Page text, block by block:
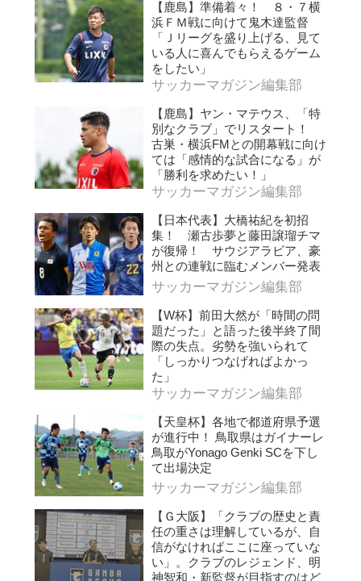
【鹿島】準備着々！ ８・７横
浜ＦＭ戦に向けて鬼木達監督
「Ｊリーグを盛り上げる、見て
いる人に喜んでもらえるゲーム
をしたい」
サッカーマガジン編集部
【鹿島】ヤン・マテウス、「特
別なクラブ」でリスタート！
古巣・横浜FMとの開幕戦に向け
ては「感情的な試合になる」が
「勝利を求めたい！」
サッカーマガジン編集部
【日本代表】大橋祐紀を初招
集！ 瀬古歩夢と藤田譲瑠チマ
が復帰！ サウジアラビア、豪
州との連戦に臨むメンバー発表
サッカーマガジン編集部
【W杯】前田大然が「時間の問
題だった」と語った後半終了間
際の失点。劣勢を強いられて
「しっかりつなげればよかっ
た」
サッカーマガジン編集部
【天皇杯】各地で都道府県予選
が進行中！ 鳥取県はガイナーレ
鳥取がYonago Genki SCを下し
て出場決定
サッカーマガジン編集部
【Ｇ大阪】「クラブの歴史と責
任の重さは理解しているが、自
信がなければここに座っていな
い」。クラブのレジェンド、明
神智和・新監督が目指すのはど